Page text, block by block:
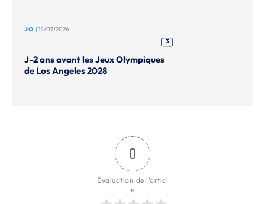
JO | 14/07/2026
3
J-2 ans avant les Jeux Olympiques
de Los Angeles 2028
0
Évaluation de l'articl
e